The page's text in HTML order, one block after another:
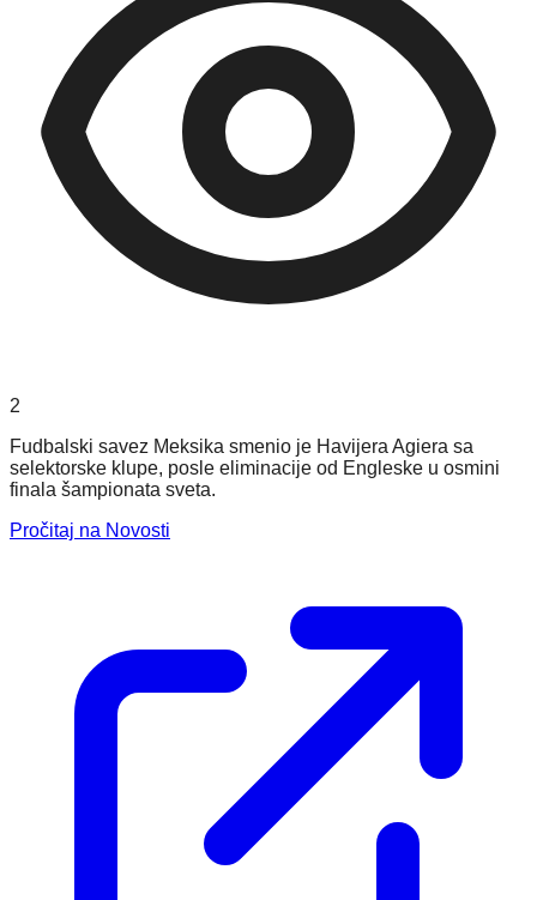
2
Fudbalski savez Meksika smenio je Havijera Agiera sa
selektorske klupe, posle eliminacije od Engleske u osmini
finala šampionata sveta.
Pročitaj na Novosti